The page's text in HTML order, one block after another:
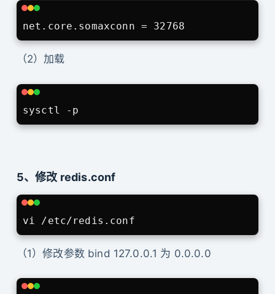
（2）加载
5、修改 redis.conf
（1）修改参数 bind 127.0.0.1 为 0.0.0.0